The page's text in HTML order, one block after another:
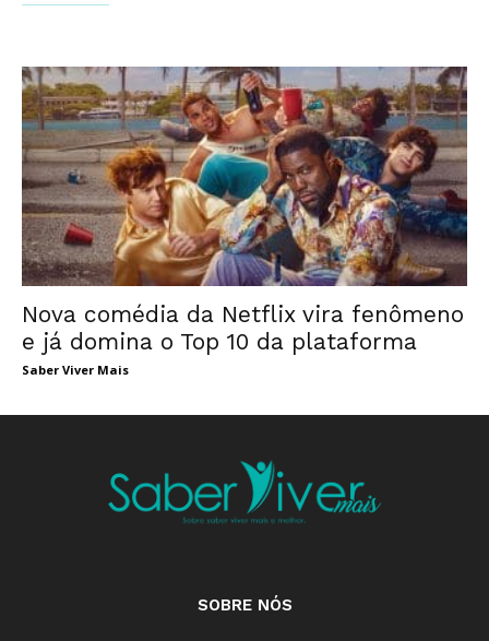
Nova comédia da Netflix vira fenômeno
e já domina o Top 10 da plataforma
Saber Viver Mais
SOBRE NÓS